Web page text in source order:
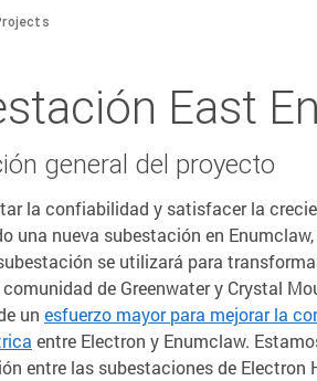
East
general del proyecto
la confiabilidad y satisfacer la
una nueva subestación en
se utilizará para
comunidad de Greenwater y Crystal
un esfuerzo mayor para mejorar la
entre Electron y Enumclaw.
entre las subestaciones de Electron